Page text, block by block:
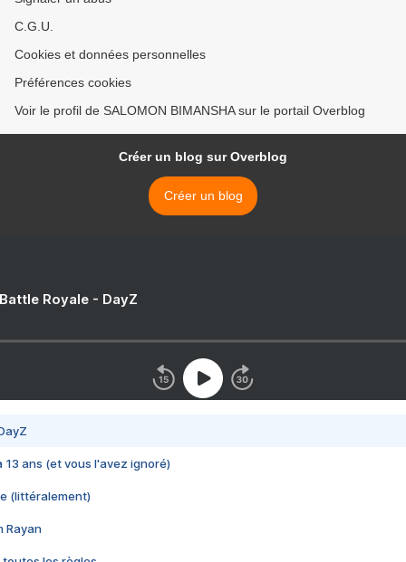
C.G.U.
Cookies et données personnelles
Préférences cookies
Voir le profil de SALOMON BIMANSHA sur le portail Overblog
Créer un blog sur Overblog
Créer un blog
Royale - DayZ
13 ans (et vous l'avez ignoré)
(littéralement)
Rayan